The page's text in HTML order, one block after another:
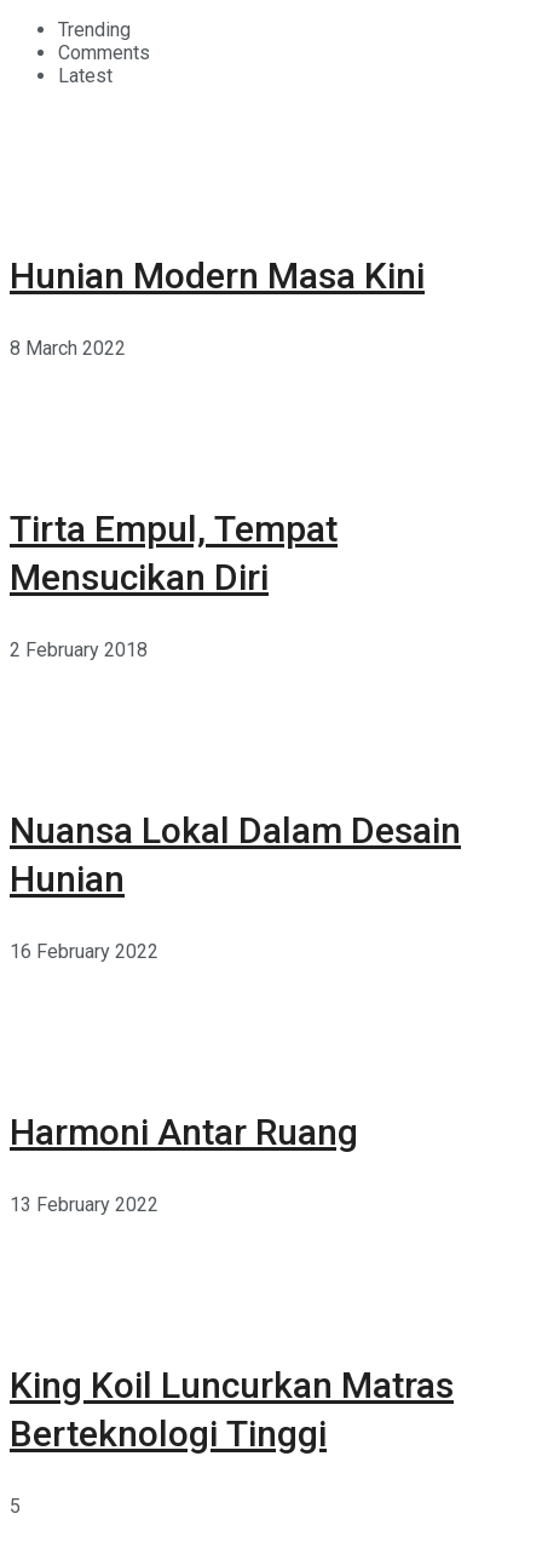
Trending
Comments
Latest
Hunian Modern Masa Kini
8 March 2022
Tirta Empul, Tempat
Mensucikan Diri
2 February 2018
Nuansa Lokal Dalam Desain
Hunian
16 February 2022
Harmoni Antar Ruang
13 February 2022
King Koil Luncurkan Matras
Berteknologi Tinggi
5